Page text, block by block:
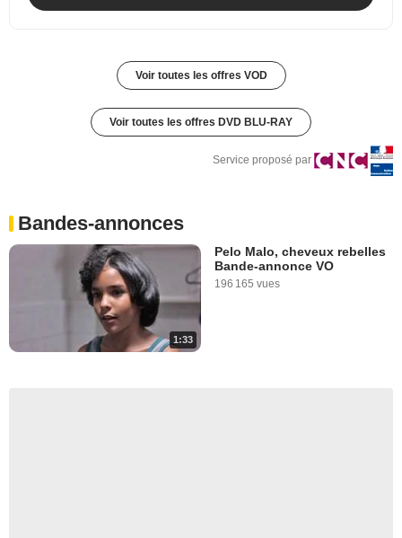
Voir toutes les offres VOD
Voir toutes les offres DVD BLU-RAY
Service proposé par
Bandes-annonces
1:33
Pelo Malo, cheveux rebelles
Bande-annonce VO
196 165 vues